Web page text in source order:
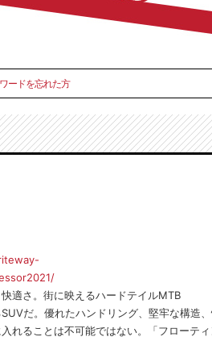
ードを忘れた方
適さ。街に映えるハードテイルMTB
だ。優れたハンドリング、堅牢な構造
れることは不可能ではない。「フローテ